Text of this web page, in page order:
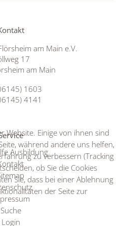
am Main e.V.
17
am Main
1603
4141
Ausbildung
Suche
Login
Website. Einige von ihnen sind
während andere uns helfen,
zu verbessern (Tracking
ob Sie die Cookies
Sie, dass bei einer Ablehnung
der Seite zur